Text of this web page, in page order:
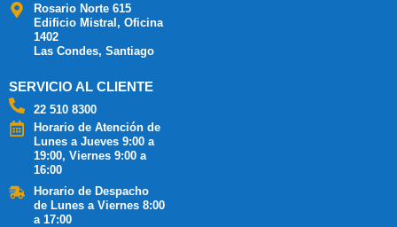
Rosario Norte 615
Edificio Mistral, Oficina
1402
Las Condes, Santiago
SERVICIO AL CLIENTE
22 510 8300
Horario de Atención de
Lunes a Jueves 9:00 a
19:00, Viernes 9:00 a
16:00
Horario de Despacho
de Lunes a Viernes 8:00
a 17:00